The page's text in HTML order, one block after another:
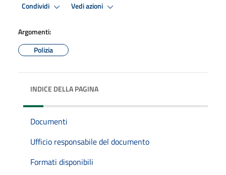
Condividi Vedi azioni
Argomenti:
Polizia
INDICE DELLA PAGINA
Documenti
Ufficio responsabile del documento
Formati disponibili